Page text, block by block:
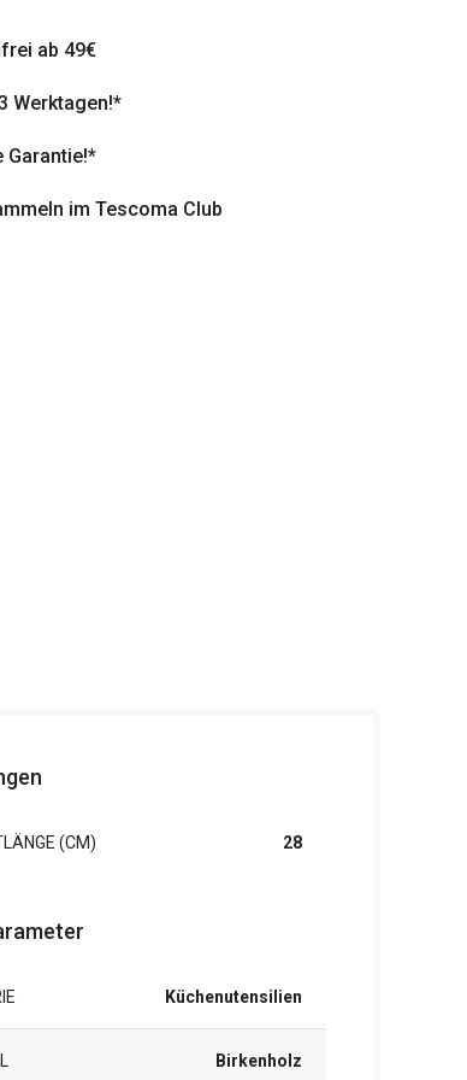
ab 49€
Werktagen!*
Garantie!*
im Tescoma Club
(CM) 28
Küchenutensilien
Birkenholz